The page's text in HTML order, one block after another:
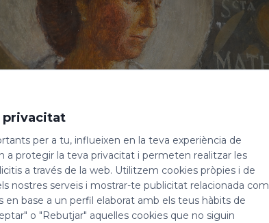
privacitat
per a tu, influeixen en la teva experiència de
a protegir la teva privacitat i permeten realitzar les
a través de la web. Utilitzem cookies pròpies i de
nostres serveis i mostrar-te publicitat relacionada com
en base a un perfil elaborat amb els teus hàbits de
o "Rebutjar" aquelles cookies que no siguin